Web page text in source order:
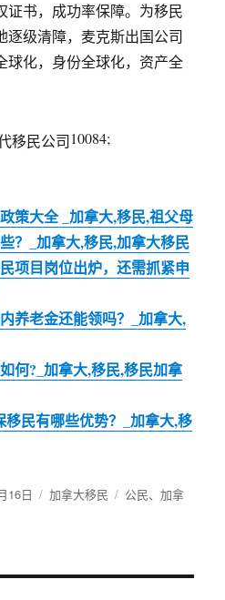
证书，成功率保障。为移民
逐级清障，麦克斯出国公司
球化，身份全球化，资产全
10084;
策大全 _加拿大,移民,祖父母
？_加拿大,移民,加拿大移民
项目岗位出炉，还需抓紧申
养老金还能领吗？_加拿大,
何?_加拿大,移民,移民加拿
民有哪些优势？_加拿大,移
16日
分
加拿大移民
标
公民、加拿